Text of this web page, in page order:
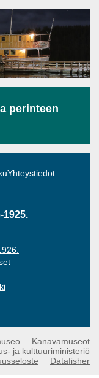
perinteen
Yhteystiedot
Kanavamuseot
ja kulttuuriministeriö
Datafisher